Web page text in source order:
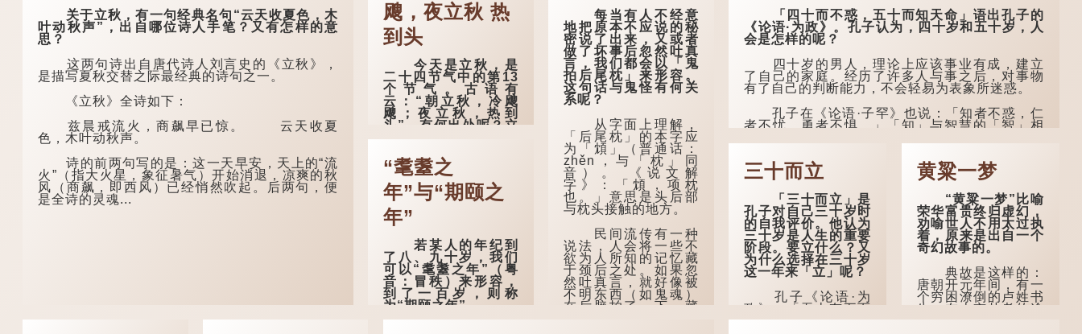
关于立秋，有一句经典名句“云天收夏色，木
叶动秋声”，出自哪位诗人手笔？又有怎样的意
思？
这两句诗出自唐代诗人刘言史的《立秋》，
是描写夏秋交替之际最经典的诗句之一。
《立秋》全诗如下：
兹晨戒流火，商飙早已惊。 云天收夏
色，木叶动秋声。
诗的前两句写的是：这一天早安，天上的“流
火”（指大火星，象征暑气）开始消退，凉爽的秋
风（商飙，即西风）已经悄然吹起。后两句，便
是全诗的灵魂...
飕，夜立秋 热
到头
今天是立秋，是
二十四节气中的第13
个节气。古语有
云：“朝立秋，冷飕
飕；夜立秋，热到
头”，有何出处呢？立
秋等于入秋？
这句话出自东汉
崔寔《四民月
令》：“朝立秋，冷飕
飕；夜立秋，热到
头”。到了清代，顾禄
在《清嘉录》里记录
了这句谚语。不过当
地百姓的口头说法
是“朝立秋，渹飕飕；
夜立秋，热吽吽”。虽
然用字略有不同，但
意思完全一致。
“耄耋之
年”与“期颐之
年”
若某人的年纪到
了八、九十岁，我们
可以“耄耋之年”（粤
音：冒秩）来形容，
到了一百岁，则称
为“期颐之年”。
每当有人不经意
地把原本不应说的秘
密说了出来，又或者
做了坏事后忽然吐真
言，我们都会以「鬼
拍后尾枕」来形容。
这句话与鬼怪有何关
系呢？
从字面上理解，
「后尾枕」的本字应
为「䪴」（普通话：
zhěn，与「枕」同
音）。 《说文解
字》：「䪴，项枕
也。」意思是头后部
与枕头接触的地方。
民间流传有一种
说法，人会将一些不
欲为人所知的记忆藏
于颈后之处。如果忽
然吐真言，就好像被
不明东西（如鬼魂）
在后脑拍了一下，藏
「四十而不惑，五十而知天命」语出孔子的
《论语·为政》。孔子认为，四十岁和五十岁，人
会是怎样的呢？
四十岁的男人，理论上应该事业有成，建立
了自己的家庭。经历了许多人与事之后，对事物
有了自己的判断能力，不会轻易为表象所迷惑。
孔子在《论语·子罕》也说：「知者不惑，仁
者不忧，勇者不惧。」「知」与智慧的「智」相
到了五十岁，...
三十而立
「三十而立」是
孔子对自己三十岁时
的自我评价。他认为
三十岁是人生的重要
阶段。要立什么？又
为什么选择在三十岁
这一年来「立」呢？
孔子《论语·为
政》：「吾十有五而
志于学，三十而立，
黄粱一梦
“黄粱一梦”比喻
荣华富贵终归虚幻，
劝喻世人不用太过执
着，原来是出自一个
奇幻故事的。
典故是这样的：
唐朝开元年间，有一
个穷困潦倒的卢姓书
生，在上京赴考的途